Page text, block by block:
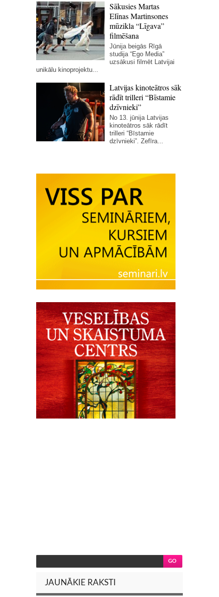
Sākusies Martas
Elīnas Martinsones
mūzikla “Līgava”
filmēšana
Jūnija beigās Rīgā
studija “Ego Media”
uzsākusi filmēt Latvijai
unikālu kinoprojektu...
Latvijas kinoteātros sāk
rādīt trilleri “Bīstamie
dzīvnieki”
No 13. jūnija Latvijas
kinoteātros sāk rādīt
trilleri “Bīstamie
dzīvnieki”. Zefīra...
JAUNĀKIE RAKSTI